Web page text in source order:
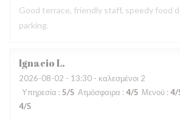
Good terrace, friendly staff, speedy food
parking.
IgnacioL
2026-08-02 - 13:30 - καλεσμένοι 2
Υπηρεσία : 5/5 Ατμόσφαιρα : 4/5 Μενού : 4/
4/5